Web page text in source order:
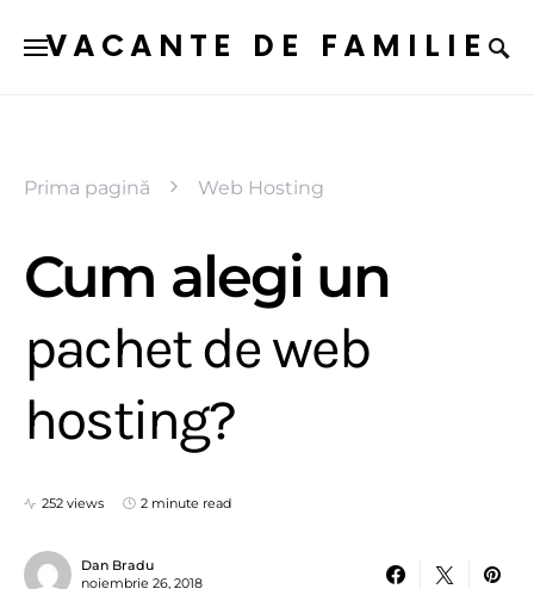
VACANTE DE FAMILIE
Prima pagină Web Hosting
Cum alegi un
pachet de web
hosting?
252 views 2 minute read
Dan Bradu
noiembrie 26, 2018